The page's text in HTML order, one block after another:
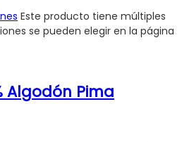
Este producto tiene múltiples
se pueden elegir en la página
Algodón Pima